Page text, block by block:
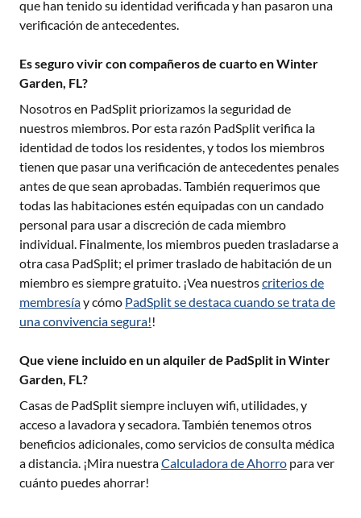
que han tenido su identidad verificada y han pasaron una
verificación de antecedentes.
Es seguro vivir con compañeros de cuarto en Winter
Garden, FL?
Nosotros en PadSplit priorizamos la seguridad de
nuestros miembros. Por esta razón PadSplit verifica la
identidad de todos los residentes, y todos los miembros
tienen que pasar una verificación de antecedentes penales
antes de que sean aprobadas. También requerimos que
todas las habitaciones estén equipadas con un candado
personal para usar a discreción de cada miembro
individual. Finalmente, los miembros pueden trasladarse a
otra casa PadSplit; el primer traslado de habitación de un
miembro es siempre gratuito. ¡Vea nuestroscriterios de
membresíay cómo PadSplit se destaca cuando se trata de
una convivencia segura!!
Que viene incluido en un alquiler de PadSplit in Winter
Garden, FL?
Casas de PadSplit siempre incluyen wifi, utilidades, y
acceso a lavadora y secadora. También tenemos otros
beneficios adicionales, como servicios de consulta médica
a distancia. ¡Mira nuestraCalculadora de Ahorro para ver
cuánto puedes ahorrar!